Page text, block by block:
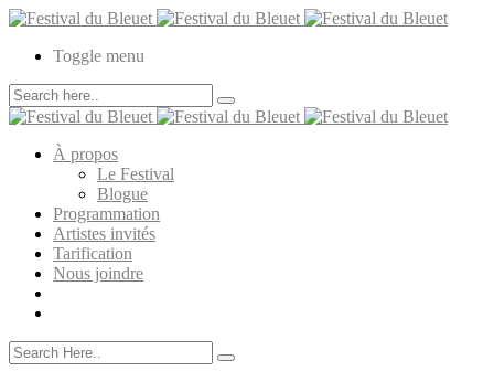
Toggle menu
À propos
Le Festival
Blogue
Programmation
Artistes invités
Tarification
Nous joindre